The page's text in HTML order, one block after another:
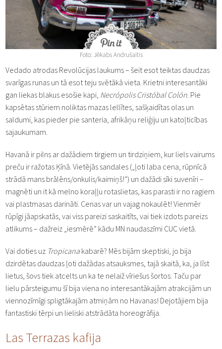
Foto: Jēkabs Andrušaitis
Vedado atrodas Revolūcijas laukums – šeit esot teiktas daudzas
svarīgas runas un tā esot teju svētākā vieta. Krietni interesantāki
gan liekas blakus esošie kapi, Necrópolis Cristóbal Colón . Pie
kapsētas stūriem noliktas mazas lellītes, sašķaidītas olas un
saldumi, kas pieder pie santeria, afrikāņu reliģiju un katoļticības
sajaukumam.
Havanā ir pilns ar dažādiem tirgiem un tirdziņiem, kur liels vairums
preču ir ražotas Ķīnā. Vietējās sandales („ļoti laba cena, rūpnīcā
strādā mans brālēns/onkulis/kaimiņš!”) un dažādi sīki suvenīri –
magnēti un it kā melno koraļļu rotaslietas, kas parasti ir no ragiem
vai plastmasas darināti. Cenas var un vajag nokaulēt! Vienmēr
rūpīgi jāapskatās, vai viss pareizi saskaitīts, vai tiek izdots pareizs
atlikums – dažreiz „iesmērē” kādu MN naudaszīmi CUC vietā.
Vai doties uz Tropicana kabarē? Mēs bijām skeptiski, jo bija
dzirdētas daudzas ļoti dažādas atsauksmes, tajā skaitā, ka, ja līst
lietus, šovs tiek atcelts un ka te nelaiž vīriešus šortos. Taču par
lielu pārsteigumu šī bija viena no interesantākajām atrakcijām un
viennozīmīgi spligtākajām atmiņām no Havanas! Dejotājiem bija
fantastiski tērpi un lieliski atstrādāta horeogrāfija.
Las Terrazas kafija